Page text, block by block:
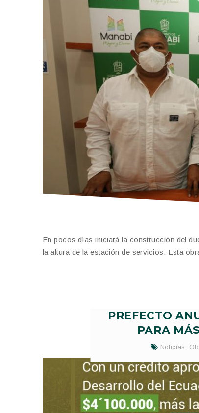
En pocos días iniciará la construcción del
la altura de la estación de servicios. Esta
PREFECTO
PARA
Noticias ,